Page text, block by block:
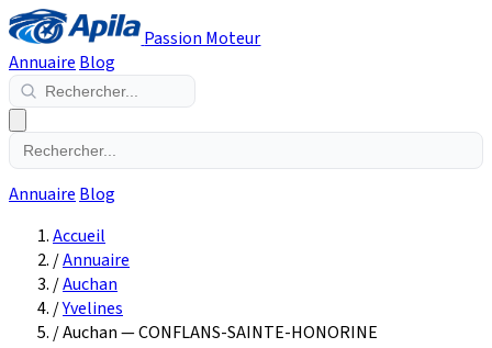
Passion Moteur
Annuaire Blog
Annuaire Blog
Accueil
/Annuaire
/Auchan
/Yvelines
/Auchan — CONFLANS-SAINTE-HONORINE